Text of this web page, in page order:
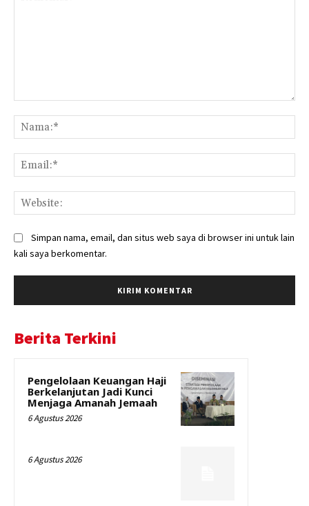
Simpan nama, email, dan situs web saya di browser ini untuk lain
kali saya berkomentar.
Berita Terkini
Pengelolaan Keuangan Haji
Berkelanjutan Jadi Kunci
Menjaga Amanah Jemaah
6 Agustus 2026
6 Agustus 2026